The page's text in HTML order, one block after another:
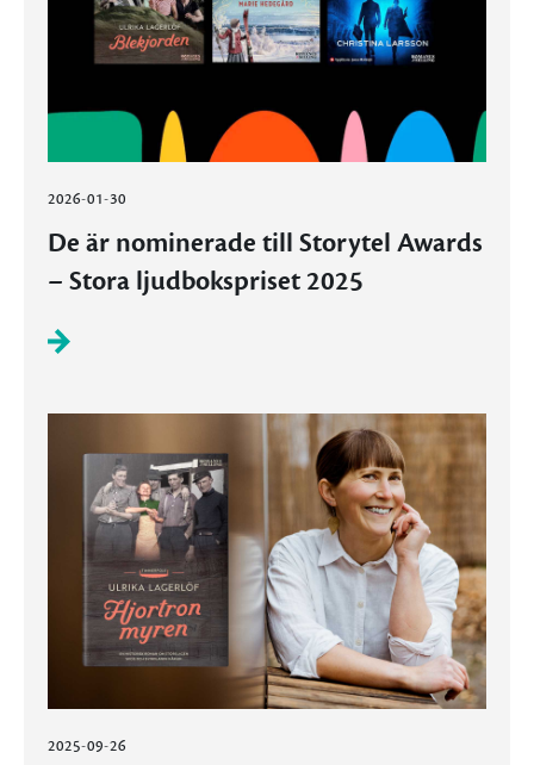
2026-01-30
De är nominerade till Storytel Awards
– Stora ljudbokspriset 2025
2025-09-26